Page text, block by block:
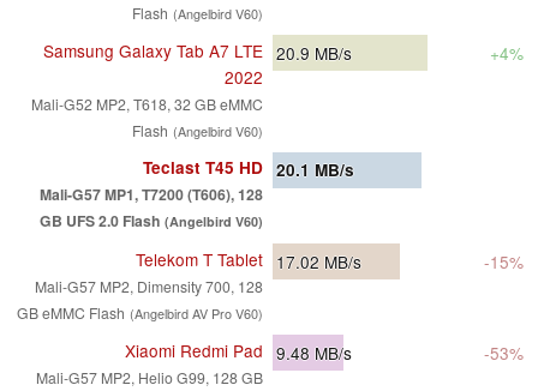
Flash (Angelbird V60)
Samsung Galaxy Tab A7 LTE
2022
Mali-G52 MP2, T618, 32 GB eMMC
Flash (Angelbird V60)
20.9 MB/s +4%
Teclast T45 HD
Mali-G57 MP1, T7200 (T606), 128
GB UFS 2.0 Flash (Angelbird V60)
20.1 MB/s
Telekom T Tablet
Mali-G57 MP2, Dimensity 700, 128
GB eMMC Flash (Angelbird AV Pro V60)
17.02 MB/s -15%
Xiaomi Redmi Pad
Mali-G57 MP2, Helio G99, 128 GB
9.48 MB/s -53%